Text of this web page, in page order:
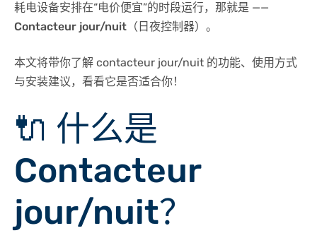
耗电设备安排在“电价便宜”的时段运行，那就是 ——
Contacteur jour/nuit （日夜控制器）。
本文将带你了解 contacteur jour/nuit 的功能、使用方式
与安装建议，看看它是否适合你！
🔌 什么是
Contacteur
jour/nuit？